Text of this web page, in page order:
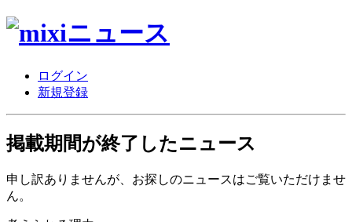
ログイン
新規登録
掲載期間が終了したニュース
申し訳ありませんが、お探しのニュースはご覧いただけませ
ん。